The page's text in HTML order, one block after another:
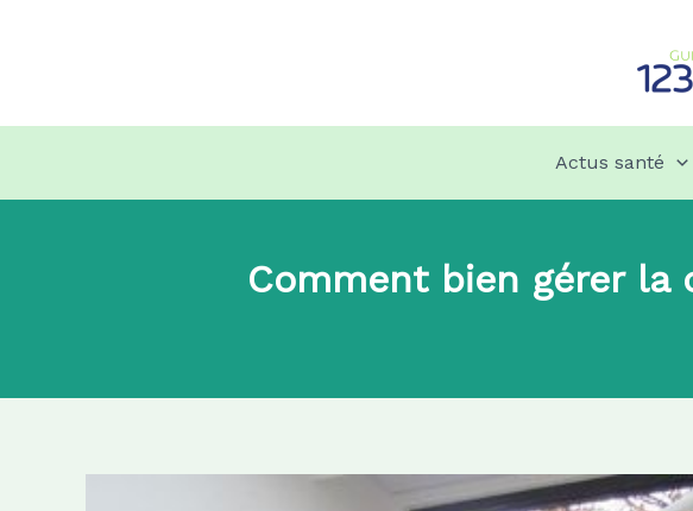
Actus santé
Comment bien gérer